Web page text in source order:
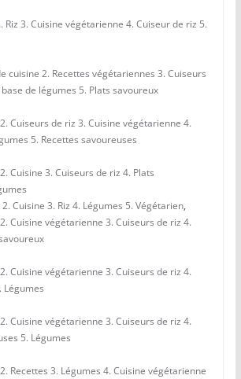
Riz 3. Cuisine végétarienne 4. Cuiseur de riz 5.
cuisine 2. Recettes végétariennes 3. Cuiseurs
de légumes 5. Plats savoureux
Cuiseurs de riz 3. Cuisine végétarienne 4.
5. Recettes savoureuses
Cuisine 3. Cuiseurs de riz 4. Plats
Cuisine 3. Riz 4. Légumes 5. Végétarien,
Cuisine végétarienne 3. Cuiseurs de riz 4.
Cuisine végétarienne 3. Cuiseurs de riz 4.
Légumes
Cuisine végétarienne 3. Cuiseurs de riz 4.
5. Légumes
Recettes 3. Légumes 4. Cuisine végétarienne